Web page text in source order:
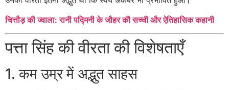
चित्तौड़ की ज्वाला: रानी पद्मिनी के जौहर की सच्ची और ऐतिहासिक कहानी
पत्ता सिंह की वीरता की विशेषताएँ
1. कम उम्र में अद्भुत साहस